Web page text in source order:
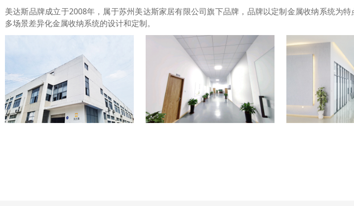
美达斯品牌成立于2008年，属于苏州美达斯家居有限公司旗下品牌，品牌以定制金属收纳系统为
多场景差异化金属收纳系统的设计和定制。